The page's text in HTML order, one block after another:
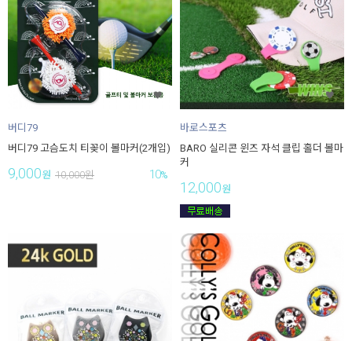
버디79
버디79 고슴도치 티꽂이 볼마커(2개입)
9,000원 10,000원 10%
바로스포츠
BARO 실리콘 윈즈 자석 클립 홀더 볼마
커
12,000원